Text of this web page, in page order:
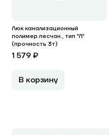
Люк канализационный
полимер.песчан., тип "Л"
(прочность 3т)
1 579 ₽
В корзину